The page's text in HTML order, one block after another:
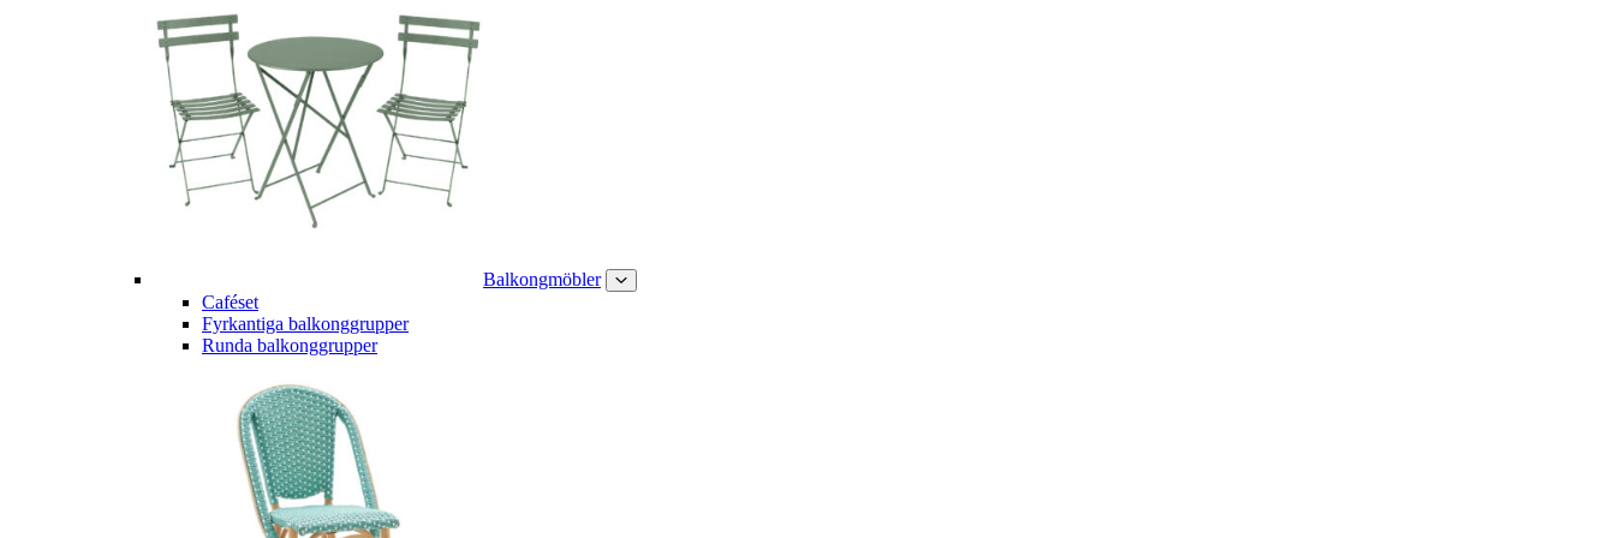
Balkongmöbler
Caféset
Fyrkantiga balkonggrupper
Runda balkonggrupper